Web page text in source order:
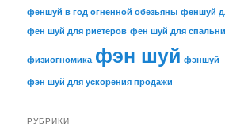
феншуй в год огненной обезьяны феншуй
фен шуй для риетеров фен шуй для спальни
физиогномика фэн шуй фэншуй
фэн шуй для ускорения продажи
РУБРИКИ